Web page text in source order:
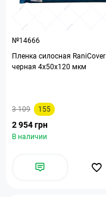
№14666
Пленка силосная RaniCover
черная 4х50х120 мкм
3 109 155
2 954 грн
В наличии